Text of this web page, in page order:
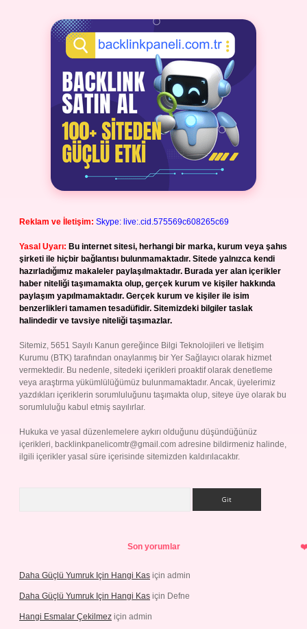
Reklam ve İletişim: Skype: live:.cid.575569c608265c69
Yasal Uyarı: Bu internet sitesi, herhangi bir marka, kurum veya şahıs
şirketi ile hiçbir bağlantısı bulunmamaktadır. Sitede yalnızca kendi
hazırladığımız makaleler paylaşılmaktadır. Burada yer alan içerikler
haber niteliği taşımamakta olup, gerçek kurum ve kişiler hakkında
paylaşım yapılmamaktadır. Gerçek kurum ve kişiler ile isim
benzerlikleri tamamen tesadüfidir. Sitemizdeki bilgiler taslak
halindedir ve tavsiye niteliği taşımazlar.
Sitemiz, 5651 Sayılı Kanun gereğince Bilgi Teknolojileri ve İletişim
Kurumu (BTK) tarafından onaylanmış bir Yer Sağlayıcı olarak hizmet
vermektedir. Bu nedenle, sitedeki içerikleri proaktif olarak denetleme
veya araştırma yükümlülüğümüz bulunmamaktadır. Ancak, üyelerimiz
yazdıkları içeriklerin sorumluluğunu taşımakta olup, siteye üye olarak bu
sorumluluğu kabul etmiş sayılırlar.
Hukuka ve yasal düzenlemelere aykırı olduğunu düşündüğünüz
içerikleri, backlinkpanelicomtr@gmail.com adresine bildirmeniz halinde,
ilgili içerikler yasal süre içerisinde sitemizden kaldırılacaktır.
Son yorumlar
Daha Güçlü Yumruk Için Hangi Kas için admin
Daha Güçlü Yumruk Için Hangi Kas için Defne
Hangi Esmalar Çekilmez için admin